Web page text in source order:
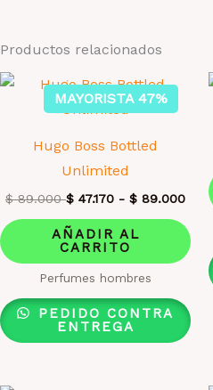
Productos relacionados
MAYORISTA 47%
Hugo Boss Bottled
Unlimited
$89.000 $ 47.170 - $ 89.000
AÑADIR AL
CARRITO
Perfumes hombres
PEDIDO CONTRA
ENTREGA